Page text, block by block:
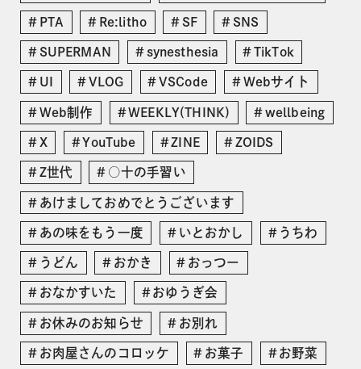
PTA Re:litho SF SNS
SUPERMAN synesthesia TikTok
UI VLOG VSCode Webサイト
Web制作 WEEKLY(THINK) wellbeing
X YouTube ZINE ZOIDS
Z世代 ○十の手習い
あけましておめでとうございます
あの味をもう一度 いとおかし うちわ
うどん おかき おっつー
おなかすいた おゆうぎ会
お休みのお知らせ お別れ
お肉屋さんのコロッケ お菓子 お野菜